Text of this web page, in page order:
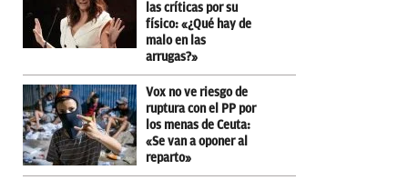
las críticas por su
físico: «¿Qué hay de
malo en las
arrugas?»
Vox no ve riesgo de
ruptura con el PP por
los menas de Ceuta:
«Se van a oponer al
reparto»